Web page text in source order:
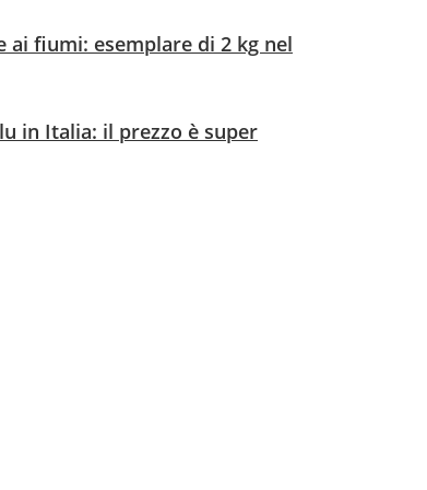
ai fiumi: esemplare di 2 kg nel
in Italia: il prezzo è super